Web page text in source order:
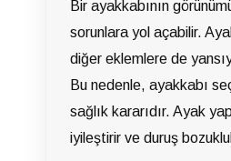
Bir ayakkabının
sorunlara yol açabilir.
diğer eklemlere de
Bu nedenle, ayakkabı
sağlık kararıdır. Ayak
iyileştirir ve duruş